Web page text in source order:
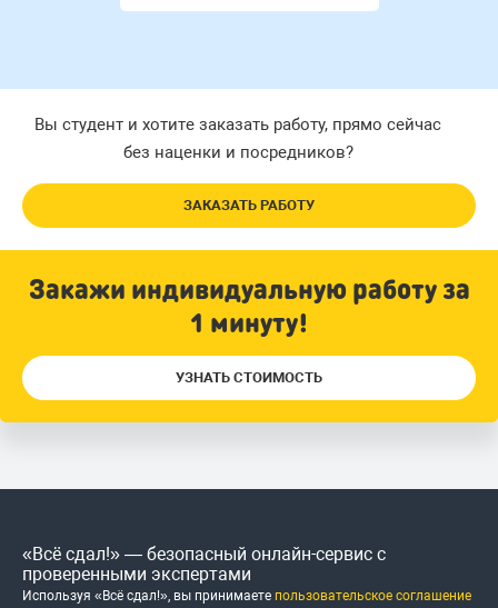
Вы студент и хотите заказать работу, прямо сейчас
без наценки и посредников?
ЗАКАЗАТЬ РАБОТУ
Закажи индивидуальную работу за
1 минуту!
УЗНАТЬ СТОИМОСТЬ
«Всё сдал!» — безопасный онлайн-сервис с
проверенными экспертами
Используя «Всё сдал!», вы принимаете пользовательское соглашение